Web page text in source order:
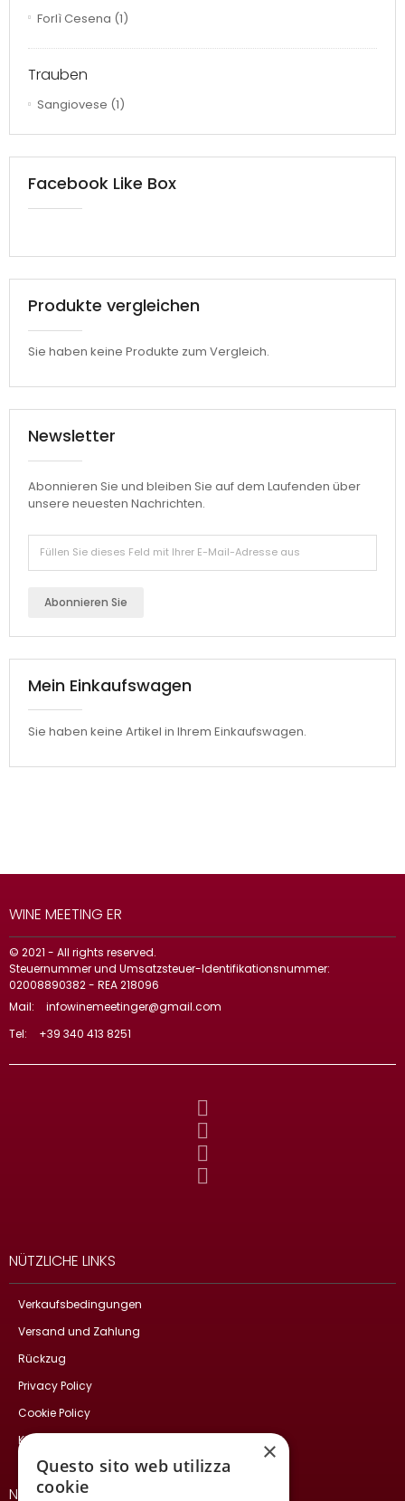
Forlì Cesena (1)
Trauben
Sangiovese (1)
Facebook Like Box
Produkte vergleichen
Sie haben keine Produkte zum Vergleich.
Newsletter
Abonnieren Sie und bleiben Sie auf dem Laufenden über
unsere neuesten Nachrichten.
Abonnieren Sie
Mein Einkaufswagen
Sie haben keine Artikel in Ihrem Einkaufswagen.
WINE MEETING ER
© 2021 - All rights reserved.
Steuernummer und Umsatzsteuer-Identifikationsnummer:
02008890382 - REA 218096
Mail:
infowinemeetinger@gmail.com
Tel:
+39 340 413 8251
NÜTZLICHE LINKS
Verkaufsbedingungen
Versand und Zahlung
Rückzug
Privacy Policy
Cookie Policy
Kontakte
NEWSLETTER
×
Questo sito web utilizza
cookie